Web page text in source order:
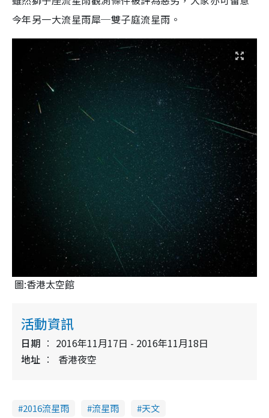
今年另一大流星雨犀─雙子庭流星雨。
圖:香港太空館
活動資訊
日期
2016年11月17日 - 2016年11月18日
地址
香港夜空
2016流星雨 流星雨 天文